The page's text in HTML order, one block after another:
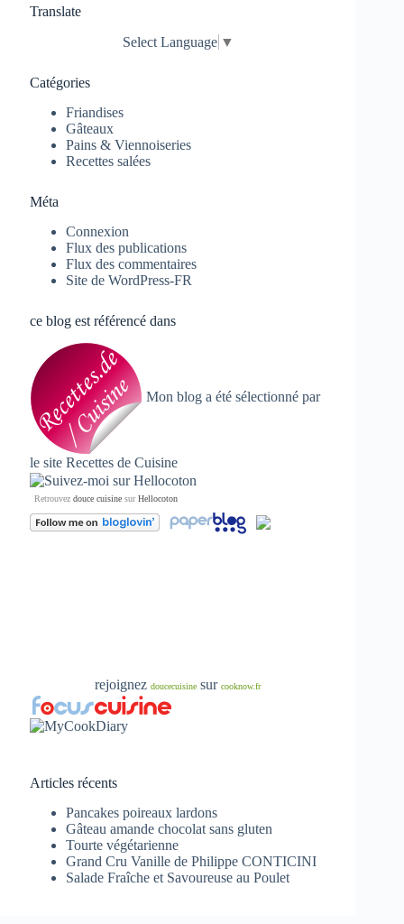
Translate
Select Language ▼
Catégories
Friandises
Gâteaux
Pains & Viennoiseries
Recettes salées
Méta
Connexion
Flux des publications
Flux des commentaires
Site de WordPress-FR
ce blog est référencé dans
Mon blog a été sélectionné par
le site Recettes de Cuisine
Retrouvez douce cuisine surHellocoton
rejoignezdoucecuisine surcooknow.fr
Articles récents
Pancakes poireaux lardons
Gâteau amande chocolat sans gluten
Tourte végétarienne
Grand Cru Vanille de Philippe CONTICINI
Salade Fraîche et Savoureuse au Poulet